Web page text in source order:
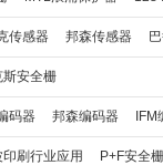
传感器 邦森传感器
斯安全栅
码器 邦森编码器
印刷行业应用 P+F安全